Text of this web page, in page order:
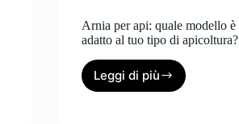
Arnia per api: quale modello è
adatto al tuo tipo di apicoltura?
Leggi di più
Arnia